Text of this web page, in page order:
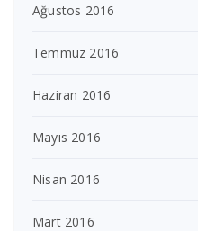
Ağustos 2016
Temmuz 2016
Haziran 2016
Mayıs 2016
Nisan 2016
Mart 2016